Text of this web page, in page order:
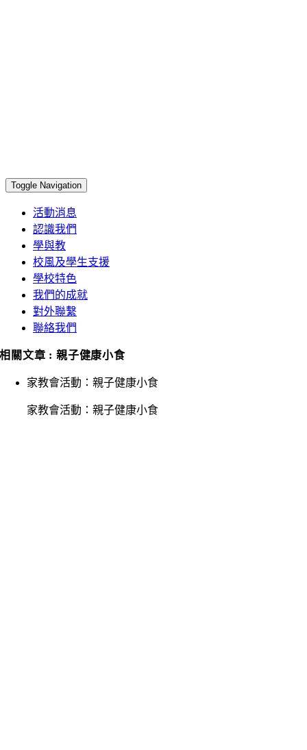
Toggle Navigation
活動消息
認識我們
學與教
校風及學生支援
學校特色
我們的成就
對外聯繫
聯絡我們
相關文章 : 親子健康小食
家教會活動：親子健康小食
家教會活動：親子健康小食